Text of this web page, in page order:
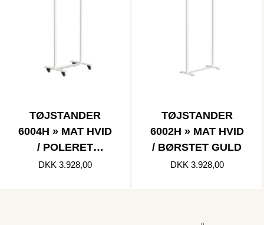
TØJSTANDER
6004H » MAT HVID
/ POLERET
RUSTFRI
DKK 3.928,00
TØJSTANDER
6002H » MAT HVID
/ BØRSTET GULD
DKK 3.928,00